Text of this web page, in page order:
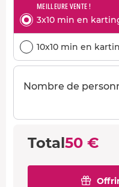
MEILLEURE VENTE !
3x10 min en
10x10 min en
Nombre de
Total50 €